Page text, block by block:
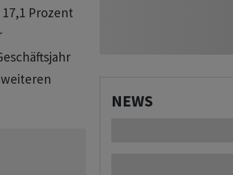
Prozent
NEWS